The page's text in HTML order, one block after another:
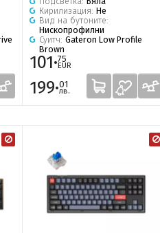
Кирилизация: Не
Вид на бутоните:
Нископрофилни
Суитч: Gateron Low Profile
Brown
101·75
EUR
199·01
лв.